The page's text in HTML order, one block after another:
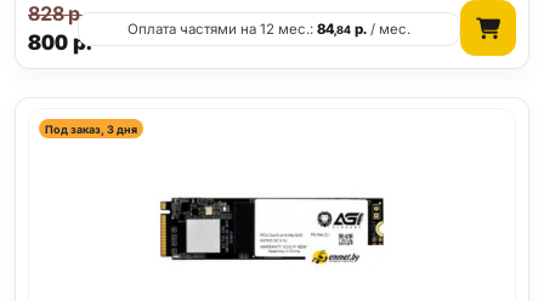
800р.
828р.
Оплата частями на 12 мес.: 84,84 р. / мес.
Под заказ, 3 дня